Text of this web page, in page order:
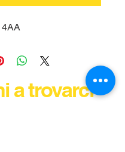
a trovarci